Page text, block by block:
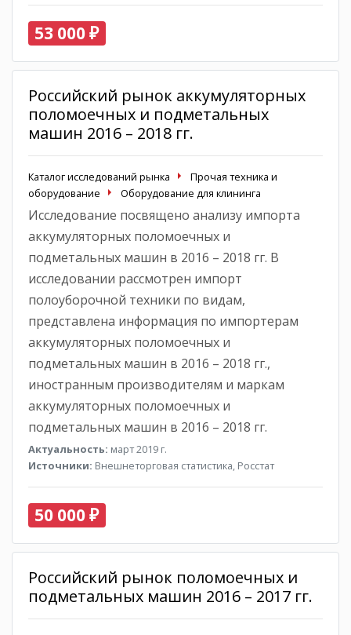
53 000 ₽
Российский рынок аккумуляторных
поломоечных и подметальных
машин 2016 – 2018 гг.
Каталог исследований рынка
Прочая техника и
оборудование
Оборудование для клининга
Исследование посвящено анализу импорта
аккумуляторных поломоечных и
подметальных машин в 2016 – 2018 гг. В
исследовании рассмотрен импорт
полоуборочной техники по видам,
представлена информация по импортерам
аккумуляторных поломоечных и
подметальных машин в 2016 – 2018 гг.,
иностранным производителям и маркам
аккумуляторных поломоечных и
подметальных машин в 2016 – 2018 гг.
Актуальность: март 2019 г.
Источники: Внешнеторговая статистика, Росстат
50 000 ₽
Российский рынок поломоечных и
подметальных машин 2016 – 2017 гг.